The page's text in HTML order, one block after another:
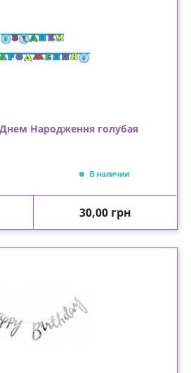
Народження голубая
В наличии
Цена
30,00 грн